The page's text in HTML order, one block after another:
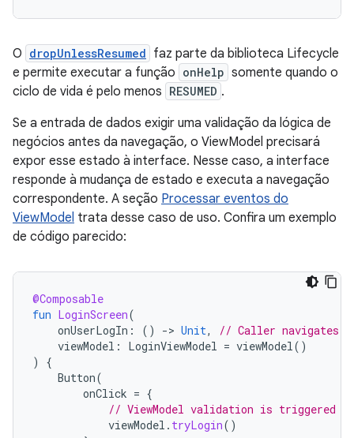
O dropUnlessResumed faz parte da biblioteca Lifecycle
e permite executar a função onHelp somente quando o
ciclo de vida é pelo menos RESUMED .
Se a entrada de dados exigir uma validação da lógica de
negócios antes da navegação, o ViewModel precisará
expor esse estado à interface. Nesse caso, a interface
responde à mudança de estado e executa a navegação
correspondente. A seção Processar eventos do
ViewModel trata desse caso de uso. Confira um exemplo
de código parecido:
@Composable
fun LoginScreen(
onUserLogIn : () -> Unit,
// Caller navigates
viewModel : LoginViewModel = viewModel()
)
{
Button(
onClick = {
// ViewModel validation is triggered
viewModel . tryLogin()